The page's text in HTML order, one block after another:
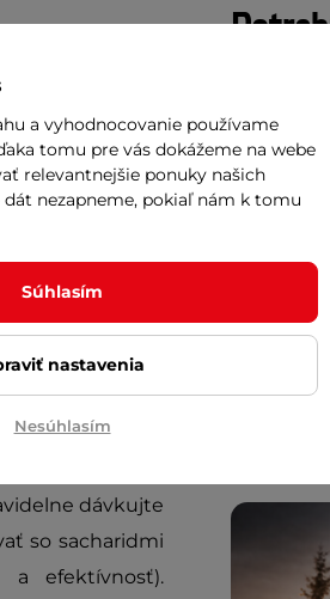
funkčný a
ktorí
o zvýšenie
tréningu.
dávkujte
so sacharidmi
a efektívnosť).
Vaša
a vyhodnocovanie používame
tomu pre vás dokážeme na webe
relevantnejšie ponuky našich
nezapneme, pokiaľ nám k tomu
Súhlasím
nastavenia
Nesúhlasím